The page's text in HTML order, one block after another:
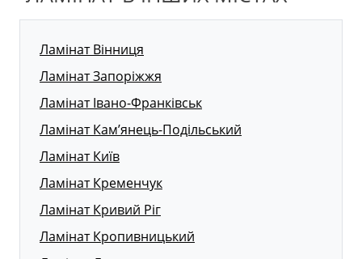
Ламінат Вінниця
Ламінат Запоріжжя
Ламінат Івано-Франківськ
Ламінат Кам’янець-Подільський
Ламінат Київ
Ламінат Кременчук
Ламінат Кривий Ріг
Ламінат Кропивницький